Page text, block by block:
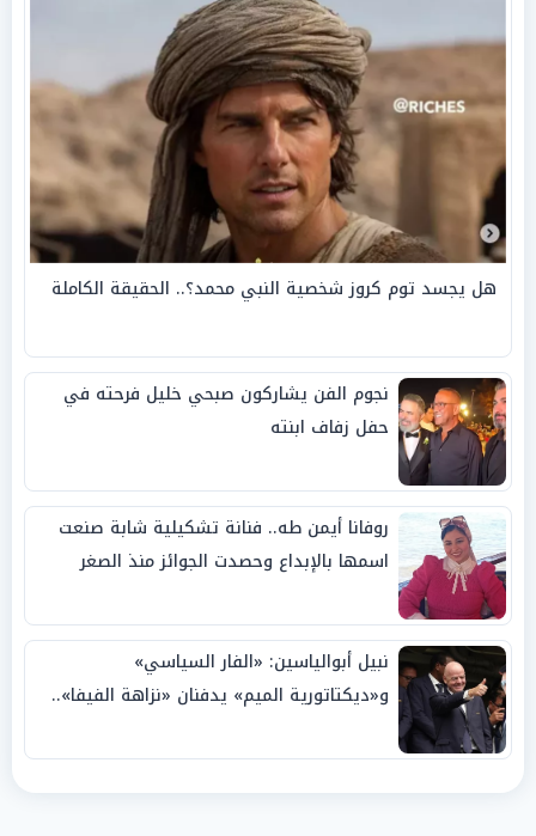
هل يجسد توم كروز شخصية النبي محمد؟.. الحقيقة الكاملة
نجوم الفن يشاركون صبحي خليل فرحته في
حفل زفاف ابنته
روفانا أيمن طه.. فنانة تشكيلية شابة صنعت
اسمها بالإبداع وحصدت الجوائز منذ الصغر
نبيل أبوالياسين: «الفار السياسي»
و«ديكتاتورية الميم» يدفنان «نزاهة الفيفا»..